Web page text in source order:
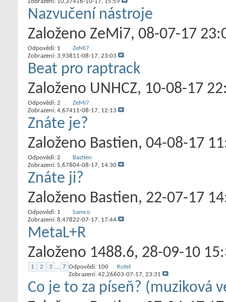
Nazvučení nástroje
Založeno ZeMi7‎, 08-07-17
Odpovědi: 1
Zobrazení: 3,938
ZeMi7
11-08-17, 23:03
Beat pro raptrack
Založeno UNHCZ‎, 10-08-17
Odpovědi: 2
Zobrazení: 4,674
ZeMi7
11-08-17, 12:13
Znáte je?
Založeno Bastien‎, 04-08-17
Odpovědi: 2
Zobrazení: 5,678
Bastien
04-08-17, 14:30
Znáte ji?
Založeno Bastien‎, 22-07-17
Odpovědi: 1
Zobrazení: 8,478
Samco
22-07-17, 17:44
MetaL+R
Založeno 1488.6‎, 28-09-10
1 2 3 ... 7 Odpovědi: 100
Zobrazení: 42,266
Kotel
03-07-17, 23:31
Co je to za píseň? (muziková